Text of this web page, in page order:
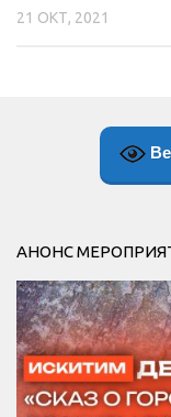
21 ОКТ, 2021
АНОНС